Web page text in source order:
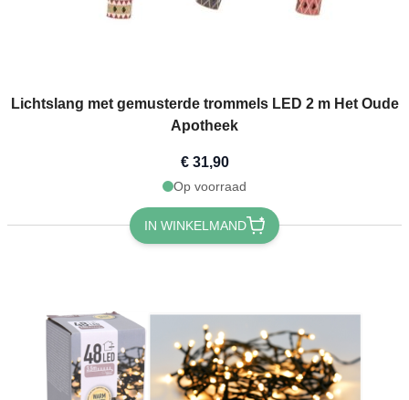
Lichtslang met gemusterde trommels LED 2 m Het Oude
Apotheek
€ 31,90
Op voorraad
IN WINKELMAND